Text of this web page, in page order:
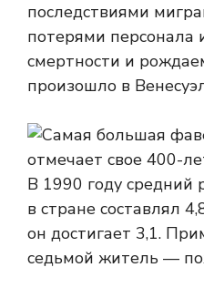
последствиями
потерями персонала
смертности и
произошло в
В 1990 году средний
в стране составлял
он достигает 3,1.
седьмой житель —